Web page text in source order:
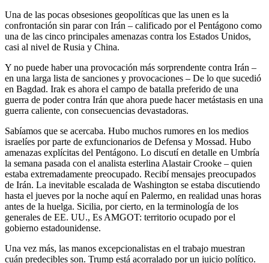
Una de las pocas obsesiones geopolíticas que las unen es la
confrontación sin parar con Irán – calificado por el Pentágono como
una de las cinco principales amenazas contra los Estados Unidos,
casi al nivel de Rusia y China.
Y no puede haber una provocación más sorprendente contra Irán –
en una larga lista de sanciones y provocaciones – De lo que sucedió
en Bagdad. Irak es ahora el campo de batalla preferido de una
guerra de poder contra Irán que ahora puede hacer metástasis en una
guerra caliente, con consecuencias devastadoras.
Sabíamos que se acercaba. Hubo muchos rumores en los medios
israelíes por parte de exfuncionarios de Defensa y Mossad. Hubo
amenazas explícitas del Pentágono. Lo discutí en detalle en Umbría
la semana pasada con el analista esterlina Alastair Crooke – quien
estaba extremadamente preocupado. Recibí mensajes preocupados
de Irán. La inevitable escalada de Washington se estaba discutiendo
hasta el jueves por la noche aquí en Palermo, en realidad unas horas
antes de la huelga. Sicilia, por cierto, en la terminología de los
generales de EE. UU., Es AMGOT: territorio ocupado por el
gobierno estadounidense.
Una vez más, las manos excepcionalistas en el trabajo muestran
cuán predecibles son. Trump está acorralado por un juicio político.